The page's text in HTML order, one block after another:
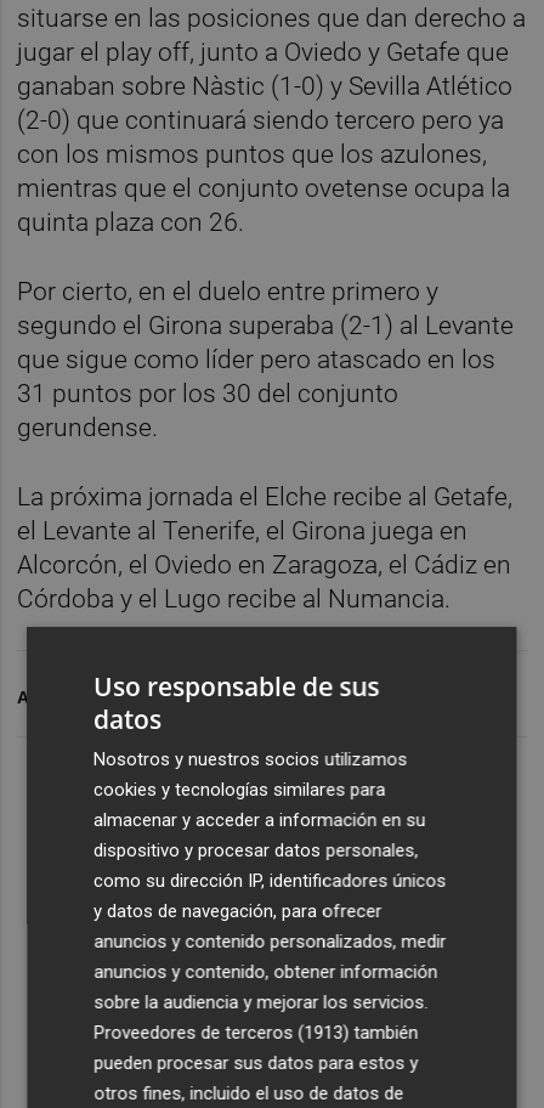
situarse en las posiciones que dan derecho a
jugar el play off, junto a Oviedo y Getafe que
ganaban sobre Nàstic (1-0) y Sevilla Atlético
(2-0) que continuará siendo tercero pero ya
con los mismos puntos que los azulones,
mientras que el conjunto ovetense ocupa la
quinta plaza con 26.
Por cierto, en el duelo entre primero y
segundo el Girona superaba (2-1) al Levante
que sigue como líder pero atascado en los
31 puntos por los 30 del conjunto
gerundense.
La próxima jornada el Elche recibe al Getafe,
el Levante al Tenerife, el Girona juega en
Alcorcón, el Oviedo en Zaragoza, el Cádiz en
Córdoba y el Lugo recibe al Numancia.
ARCHIVADO EN ELCHE CF CLASIFICACIÓN
Uso responsable de sus
datos
Nosotros y nuestros socios utilizamos
cookies y tecnologías similares para
almacenar y acceder a información en su
dispositivo y procesar datos personales,
como su dirección IP, identificadores únicos
y datos de navegación, para ofrecer
anuncios y contenido personalizados, medir
anuncios y contenido, obtener información
sobre la audiencia y mejorar los servicios.
Proveedores de terceros (1913) también
pueden procesar sus datos para estos y
otros fines, incluido el uso de datos de